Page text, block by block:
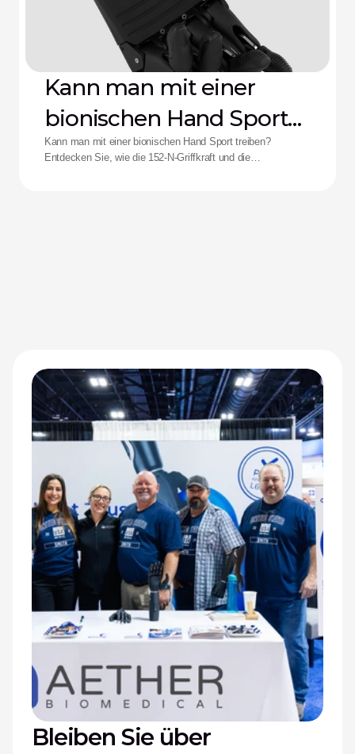
Kann man mit einer
bionischen Hand Sport
treiben?
Kann man mit einer bionischen Hand Sport treiben?
Entdecken Sie, wie die 152-N-Griffkraft und die
Bleiben Sie über